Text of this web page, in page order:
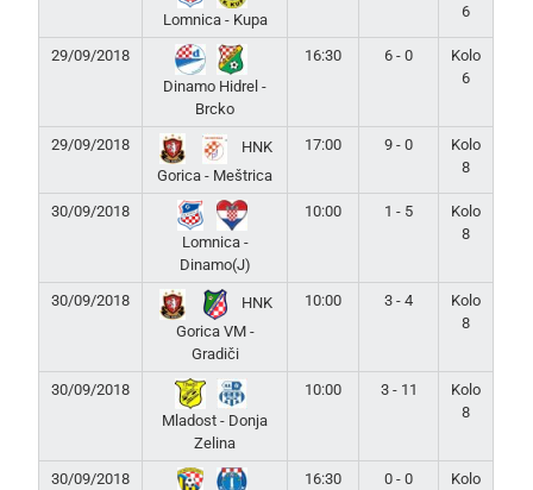
Lomnica - Kupa
6
29/09/2018
Dinamo Hidrel -
Brcko
16:30 6 - 0
Kolo
6
29/09/2018
HNK
Gorica - Meštrica
17:00 9 - 0
Kolo
8
30/09/2018
Lomnica -
Dinamo(J)
10:00 1 - 5
Kolo
8
30/09/2018
HNK
Gorica VM -
Gradiči
10:00 3 - 4
Kolo
8
30/09/2018
Mladost - Donja
Zelina
10:00 3 - 11
Kolo
8
30/09/2018
16:30 0 - 0
Kolo